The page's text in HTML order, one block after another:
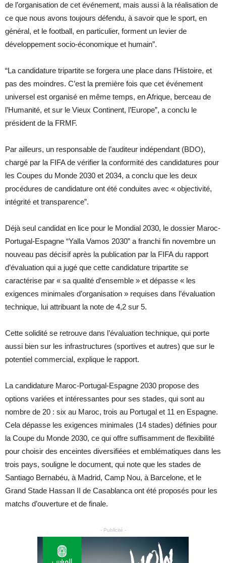
de l’organisation de cet événement, mais aussi à la réalisation de
ce que nous avons toujours défendu, à savoir que le sport, en
général, et le football, en particulier, forment un levier de
développement socio-économique et humain”.
“La candidature tripartite se forgera une place dans l’Histoire, et
pas des moindres. C’est la première fois que cet événement
universel est organisé en même temps, en Afrique, berceau de
l’Humanité, et sur le Vieux Continent, l’Europe”, a conclu le
président de la FRMF.
Par ailleurs, un responsable de l’auditeur indépendant (BDO),
chargé par la FIFA de vérifier la conformité des candidatures pour
les Coupes du Monde 2030 et 2034, a conclu que les deux
procédures de candidature ont été conduites avec « objectivité,
intégrité et transparence”.
Déjà seul candidat en lice pour le Mondial 2030, le dossier Maroc-
Portugal-Espagne “Yalla Vamos 2030” a franchi fin novembre un
nouveau pas décisif après la publication par la FIFA du rapport
d’évaluation qui a jugé que cette candidature tripartite se
caractérise par « sa qualité d’ensemble » et dépasse « les
exigences minimales d’organisation » requises dans l’évaluation
technique, lui attribuant la note de 4,2 sur 5.
Cette solidité se retrouve dans l’évaluation technique, qui porte
aussi bien sur les infrastructures (sportives et autres) que sur le
potentiel commercial, explique le rapport.
La candidature Maroc-Portugal-Espagne 2030 propose des
options variées et intéressantes pour ses stades, qui sont au
nombre de 20 : six au Maroc, trois au Portugal et 11 en Espagne.
Cela dépasse les exigences minimales (14 stades) définies pour
la Coupe du Monde 2030, ce qui offre suffisamment de flexibilité
pour choisir des enceintes diversifiées et emblématiques dans les
trois pays, souligne le document, qui note que les stades de
Santiago Bernabéu, à Madrid, Camp Nou, à Barcelone, et le
Grand Stade Hassan II de Casablanca ont été proposés pour les
matchs d’ouverture et de finale.
- Publicité -